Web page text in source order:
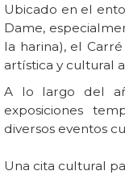
Ubicado en el
Dame,
la harina), el
artística y cultural
A lo largo del
exposiciones
diversos eventos
Una cita cultural